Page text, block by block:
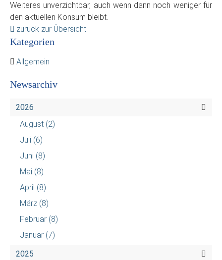
Weiteres unverzichtbar, auch wenn dann noch weniger für
den aktuellen Konsum bleibt.
zurück zur Übersicht
Kategorien
Allgemein
Newsarchiv
2026
August (2)
Juli (6)
Juni (8)
Mai (8)
April (8)
März (8)
Februar (8)
Januar (7)
2025